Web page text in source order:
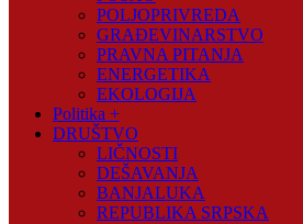
POLJOPRIVREDA
GRAĐEVINARSTVO
PRAVNA PITANJA
ENERGETIKA
EKOLOGIJA
Politika +
DRUŠTVO
LIČNOSTI
DEŠAVANJA
BANJALUKA
REPUBLIKA SRPSKA